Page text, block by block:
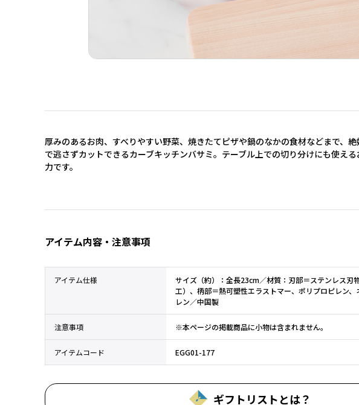
厚みのあるお肉、すべりやすい野菜、焼きたてピザや鍋のなかの食材などまで、
で逃さずカットできるカーブキッチンバサミ。テーブル上での切り分けにも使え
力です。
アイテム内容・注意事項
アイテム仕様
サイズ（約）：全長23cm／材質：刃部＝ステンレス刃
工）、柄部＝熱可塑性エラストマー、ポリプロピレン
レン／中国製
注意事項 ※本ページの掲載商品に小物は含まれません。
アイテムコード EGG01-177
ギフトリストとは？